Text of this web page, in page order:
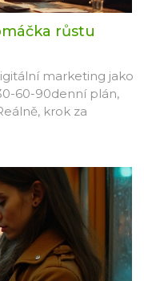
růstu
marketing jako
60-90denní plán,
krok za